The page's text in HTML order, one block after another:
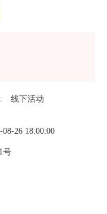
线下活动
08-26 18:00:00
号